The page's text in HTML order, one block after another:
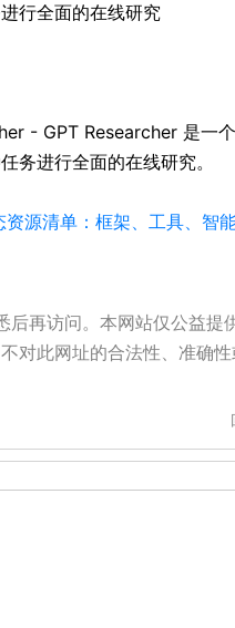
行全面的在线研究
- GPT Researcher 是一
务进行全面的在线研究。
源清单：框架、工具、智
后再访问。本网站仅公益提
对此网址的合法性、准确